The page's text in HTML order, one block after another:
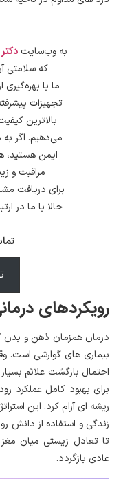
به وب‌سایت
که سلامتی
ما با
تجهیزات
بالاترین
می‌دهیم. اگر به
ایمن هستید،
مراقبت و
برای دریافت
حالا با ما در
رویکردهای
درمان همزمان ذهن و بدن
بیماری های گوارشی است.
احتمال بازگشت علائم
برای بهبود کامل عملکرد
ریشه ای آرام کرد. این
زندگی و استفاده از دانش
تا تعادل زیستی میان مغز
عادی بازگردد.